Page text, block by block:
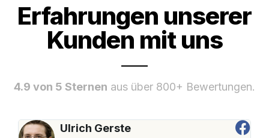
Erfahrungen unserer
Kunden mit uns
4.9 von 5 Sternen aus über 800+ Bewertungen.
Ulrich Gerste